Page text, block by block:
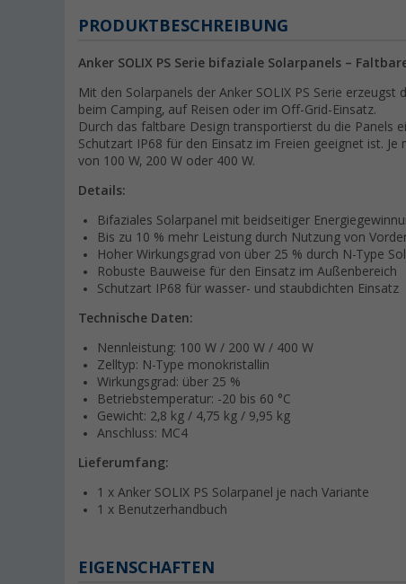
PRODUKTBESCHREIBUNG
Anker SOLIX PS Serie bifaziale Solarpanels –
Mit den Solarpanels der Anker SOLIX PS Serie
beim Camping, auf Reisen oder im Off-Grid-Einsatz.
Durch das faltbare Design transportierst du die Panels
Schutzart IP68 für den Einsatz im Freien geeignet ist.
von 100 W, 200 W oder 400 W.
Details:
Bifaziales Solarpanel mit beidseitiger
Bis zu 10 % mehr Leistung durch Nutzung von
Hoher Wirkungsgrad von über 25 % durch N-Type
Robuste Bauweise für den Einsatz im Außenbereich
Schutzart IP68 für wasser- und staubdichten Einsatz
Technische Daten:
Nennleistung: 100 W / 200 W / 400 W
Zelltyp: N-Type monokristallin
Wirkungsgrad: über 25 %
Betriebstemperatur: -20 bis 60 °C
Gewicht: 2,8 kg / 4,75 kg / 9,95 kg
Anschluss: MC4
Lieferumfang:
1 x Anker SOLIX PS Solarpanel je nach Variante
1 x Benutzerhandbuch
EIGENSCHAFTEN